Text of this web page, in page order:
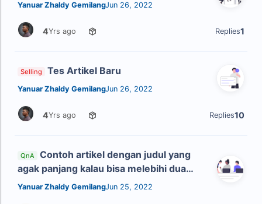
Yanuar Zhaldy GemilangJun 26, 2022
1
Replies
4Yrs ago
Selling Tes Artikel Baru
Yanuar Zhaldy GemilangJun 26, 2022
10
Replies
4Yrs ago
QnA
Contoh artikel dengan judul yang
agak panjang kalau bisa melebihi dua
baris line
Yanuar Zhaldy GemilangJun 25, 2022